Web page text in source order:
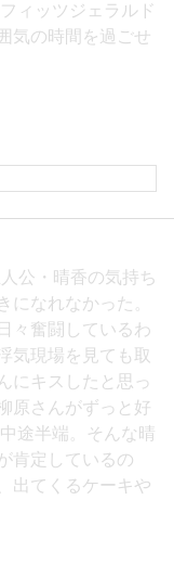
ィッツジェラルド
気の時間を過ごせ
公・晴香の気持ち
になれなかった。
々奮闘しているわ
気現場を見ても取
にキスしたと思っ
原さんがずっと好
途半端。そんな晴
肯定しているの
出てくるケーキや